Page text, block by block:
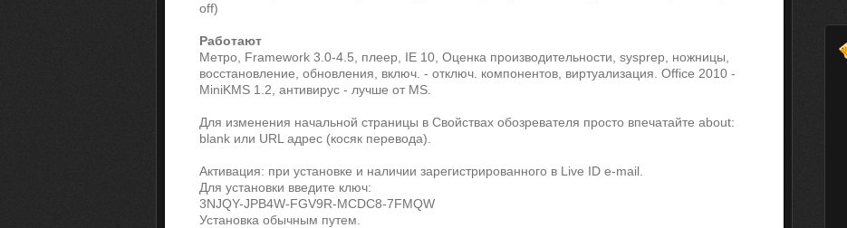
off)
Работают
Метро, Framework 3.0-4.5, плеер, IE 10, Оценка производительности, sysprep, ножницы,
восстановление, обновления, включ. - отключ. компонентов, виртуализация. Office 2010 -
MiniKMS 1.2, антивирус - лучше от MS.
Для изменения начальной страницы в Свойствах обозревателя просто впечатайте about:
blank или URL адрес (косяк перевода).
Активация: при установке и наличии зарегистрированного в Live ID e-mail.
Для установки введите ключ:
3NJQY-JPB4W-FGV9R-MCDC8-7FMQW
Установка обычным путем.